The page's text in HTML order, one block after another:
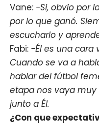
Vane: -Si, obvio por
por lo que ganó.
escucharlo y
Fabi: -Él es una cara
Cuando se va a
hablar del fútbol
etapa nos vaya
junto a Él.
¿Con que